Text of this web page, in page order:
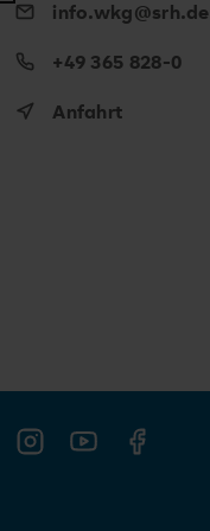
info.wkg@srh.de
+49 365 828-0
Anfahrt
InstagramYoutubeFacebook